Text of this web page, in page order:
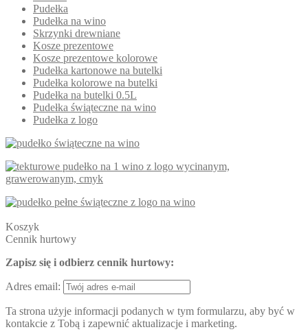
Pudełka
Pudełka na wino
Skrzynki drewniane
Kosze prezentowe
Kosze prezentowe kolorowe
Pudełka kartonowe na butelki
Pudełka kolorowe na butelki
Pudełka na butelki 0.5L
Pudełka świąteczne na wino
Pudełka z logo
Koszyk
Cennik hurtowy
Zapisz się i odbierz cennik hurtowy:
Adres email:
Ta strona użyje informacji podanych w tym formularzu, aby być w
kontakcie z Tobą i zapewnić aktualizacje i marketing.